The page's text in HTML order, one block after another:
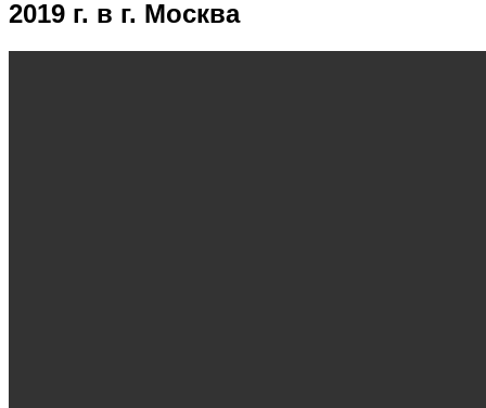
2019 г. в г. Москва